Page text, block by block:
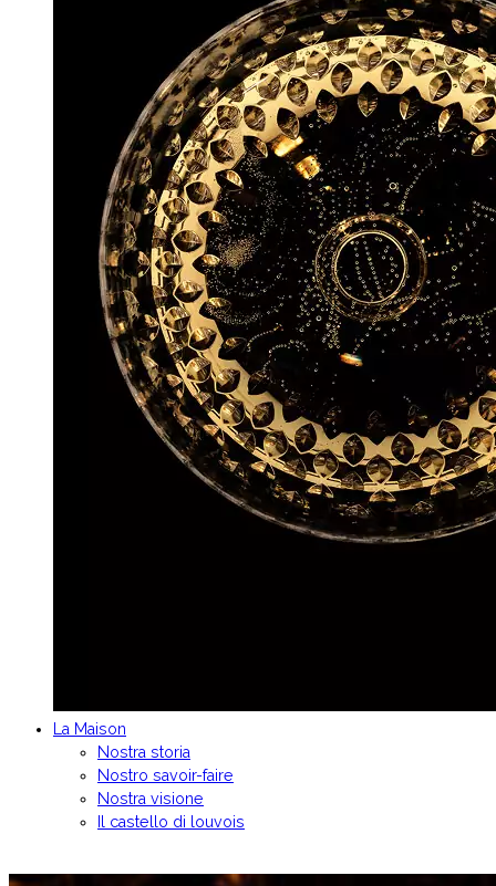
La Maison
Nostra storia
Nostro savoir-faire
Nostra visione
Il castello di louvois